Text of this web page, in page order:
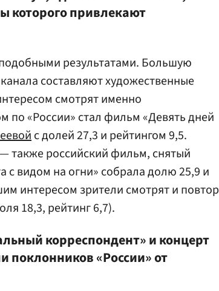
привлекают
результатами. Большую
составляют художественные
смотрят именно
по «России» стал фильм «Девять дней
с долей 27,3 и рейтингом 9,5.
также российский фильм, снятый
с видом на огни» собрала долю 25,9 и
интересом зрители смотрят и повтор
18,3, рейтинг 6,7).
корреспондент» и концерт
поклонников «России» от